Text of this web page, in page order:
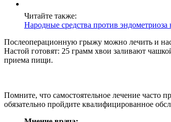
Читайте также:
Народные средства против
Послеоперационную грыжу можно лечить и
Настой готовят: 25 грамм хвои заливают
приема пищи.
Помните, что самостоятельное лечение
обязательно пройдите квалифицированное